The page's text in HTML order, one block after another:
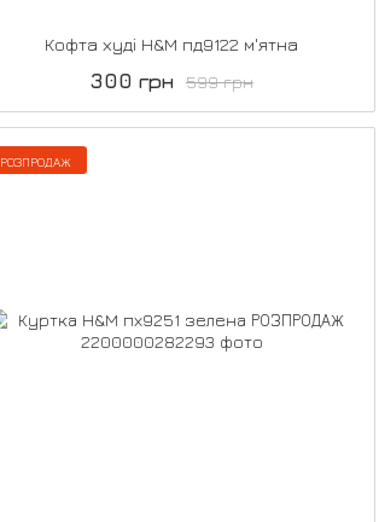
Кофта худі H&M пд9122 м'ятна
599 грн
300 грн
РОЗПРОДАЖ